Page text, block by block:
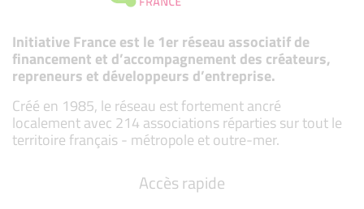
Initiative France est le 1er réseau associatif de
financement et d’accompagnement des créateurs,
repreneurs et développeurs d’entreprise.
Créé en 1985, le réseau est fortement ancré
localement avec 214 associations réparties sur tout le
territoire français - métropole et outre-mer.
Accès rapide